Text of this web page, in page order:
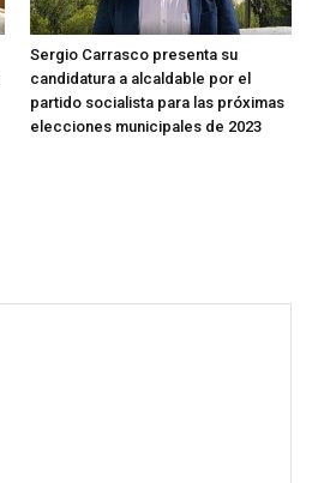
Sergio Carrasco presenta su
candidatura a alcaldable por el
partido socialista para las próximas
elecciones municipales de 2023